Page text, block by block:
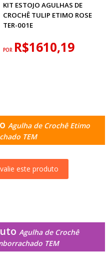
KIT ESTOJO AGULHAS DE
CROCHÊ TULIP ETIMO ROSE
TER-001E
POR R$1610,19
Agulha de Crochê Etimo
TEM
este produto
Agulha de Crochê
TEM